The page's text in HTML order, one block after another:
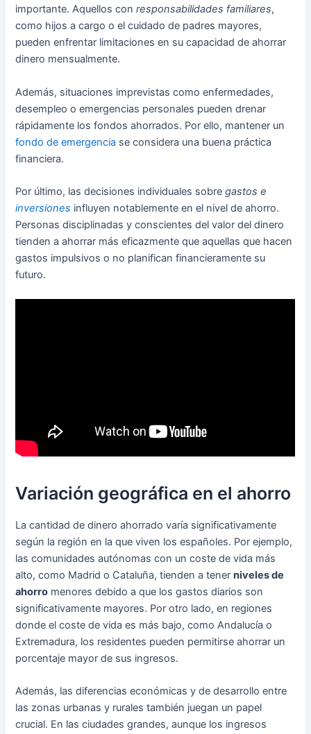
importante. Aquellos conresponsabilidades familiares,
como hijos a cargo o el cuidado de padres mayores,
pueden enfrentar limitaciones en su capacidad de ahorrar
dinero mensualmente.
Además, situaciones imprevistas como enfermedades,
desempleo o emergencias personales pueden drenar
rápidamente los fondos ahorrados. Por ello, mantener un
fondo de emergencia se considera una buena práctica
financiera.
Por último, las decisiones individuales sobregastos e
inversiones influyen notablemente en el nivel de ahorro.
Personas disciplinadas y conscientes del valor del dinero
tienden a ahorrar más eficazmente que aquellas que hacen
gastos impulsivos o no planifican financieramente su
futuro.
Variación geográfica en el ahorro
La cantidad de dinero ahorrado varía significativamente
según la región en la que viven los españoles. Por ejemplo,
las comunidades autónomas con un coste de vida más
alto, como Madrid o Cataluña, tienden a tenerniveles de
ahorro menores debido a que los gastos diarios son
significativamente mayores. Por otro lado, en regiones
donde el coste de vida es más bajo, como Andalucía o
Extremadura, los residentes pueden permitirse ahorrar un
porcentaje mayor de sus ingresos.
Además, las diferencias económicas y de desarrollo entre
las zonas urbanas y rurales también juegan un papel
crucial. En las ciudades grandes, aunque los ingresos